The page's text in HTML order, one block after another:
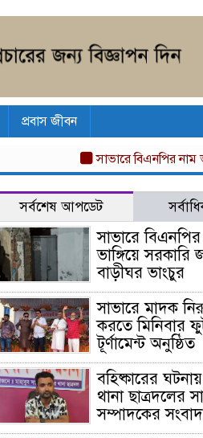
প্রবাস জীবন
সাভারে বিএনপির নাম
সর্বশেষ আপডেট
সাভারে
ভাঙ্গিয়ে
বাড়ীঘর ভাংচুর
সাভারে মাদক
করতে মিনিবার
টূর্ণামেন্ট অনুষ্ঠিত
বহিষ্কারের
থানা ছাত্রদলের
সম্পাদকের